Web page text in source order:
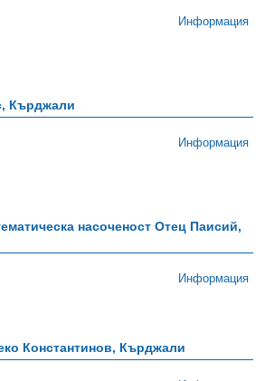
Информация
Кърджали
Информация
насоченост Отец Паисий,
Информация
Константинов, Кърджали